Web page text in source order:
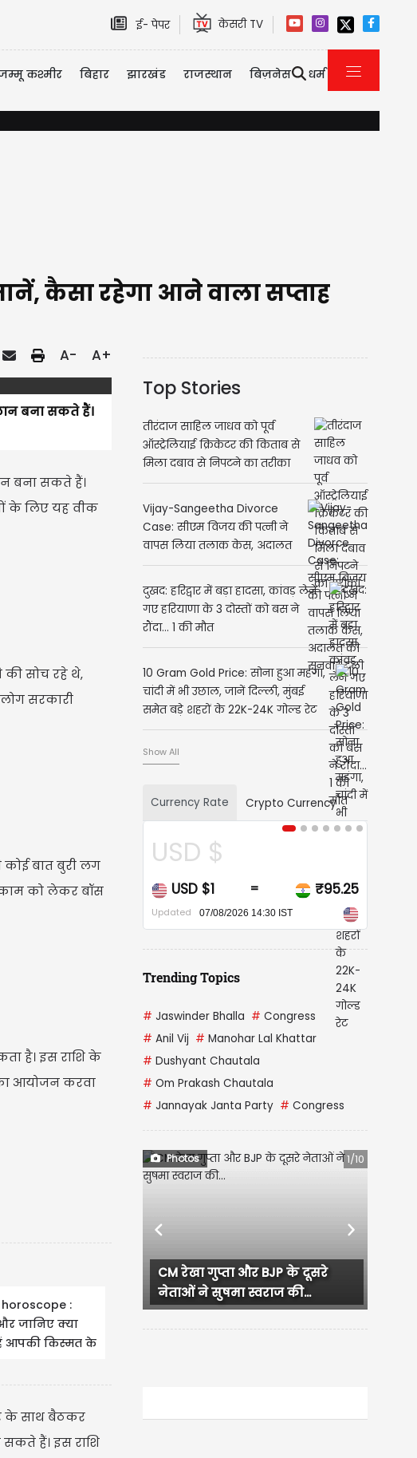
ई- पेपर केसरी TV
कश्मीर बिहार झारखंड राजस्थान बिज़नेस धर्म
कैसा रहेगा आने वाला सप्ताह
A- A+
बना सकते हैं।
बना सकते हैं।
के लिए यह वीक
की सोच रहे थे,
सरकारी
बात बुरी लग
को लेकर बॉस
है। इस राशि के
आयोजन करवा
:
जानिए क्या
आपकी किस्मत के
के साथ बैठकर
हैं। इस राशि
Top Stories
तीरंदाज साहिल जाधव को पूर्व
ऑस्ट्रेलियाई क्रिकेटर की किताब से
मिला दबाव से निपटने का तरीका
Vijay-Sangeetha Divorce
Case: सीएम विजय की पत्नी ने
वापस लिया तलाक केस, अदालत
की सुनवाई टली
दुखद: हरिद्वार में बड़ा हादसा, कांवड़ लेने
गए हरियाणा के 3 दोस्तों को बस ने
रौंदा... 1 की मौत
10 Gram Gold Price: सोना हुआ महंगा,
चांदी में भी उछाल, जानें दिल्ली, मुंबई
समेत बड़े शहरों के 22K-24K गोल्ड रेट
Show All
Currency Rate Crypto Currency
CAD $
CAD $1 = ₹67.93
Updated 07/08/2026 14:30 IST
Trending Topics
# Jaswinder Bhalla # Congress
# Anil Vij # Manohar Lal Khattar
# Dushyant Chautala
# Om Prakash Chautala
# Jannayak Janta Party # Congress
Photos 1/10
लुधियाना में कांग्रेस कार्यक्रम दौरान
हंगामा, प्रदेश...
Previous Next